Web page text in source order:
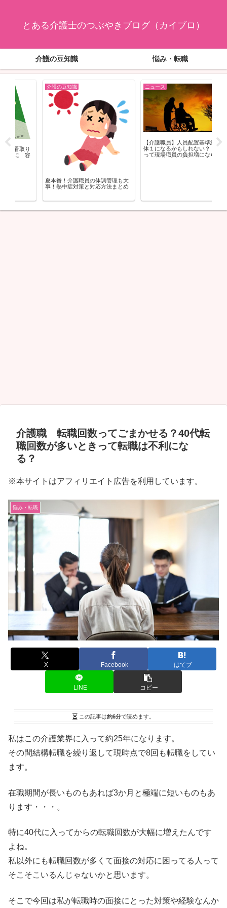
とある介護士のつぶやきブログ（カイブロ）
介護の豆知識 悩み・転職
【介護職員】人員配置基準緩和 4
体１になるかもしれない？ これ
って現場職員の負担増にならない
介護職の将来性はある？2025年問
題後の働き方とキャリアを解説
【
介護職 転職回数ってごまかせる？40代転
職回数が多いときって転職は不利にな
る？
※本サイトはアフィリエイト広告を利用しています。
悩み・転職
X Facebook はてブ
LINE コピー
この記事は約6分で読めます。
私はこの介護業界に入って約25年になります。
その間結構転職を繰り返して現時点で8回も転職をしてい
ます。
在職期間が長いものもあれば3か月と極端に短いものもあ
ります・・・。
特に40代に入ってからの転職回数が大幅に増えたんです
よね。
私以外にも転職回数が多くて面接の対応に困ってる人って
そこそこいるんじゃないかと思います。
そこで今回は私が転職時の面接にとった対策や経験なんか